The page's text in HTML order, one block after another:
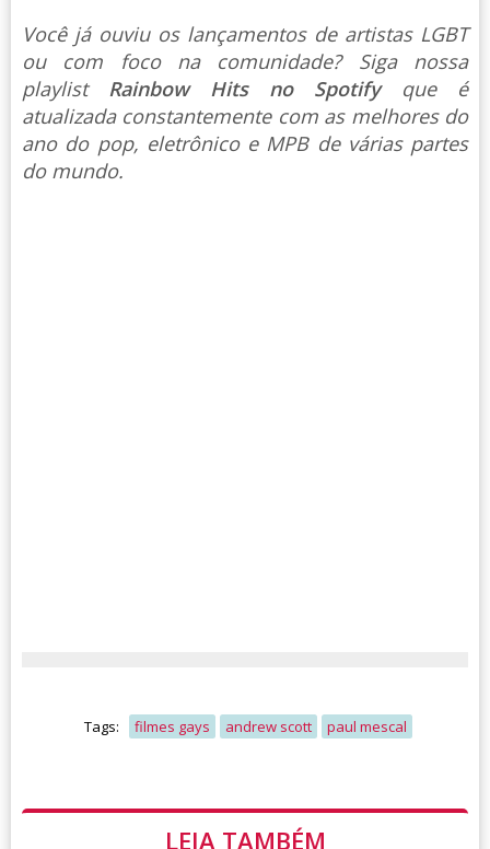
Você já ouviu os lançamentos de artistas LGBT
ou com foco na comunidade? Siga nossa
playlist Rainbow Hits no Spotify que é
atualizada constantemente com as melhores do
ano do pop, eletrônico e MPB de várias partes
do mundo.
Tags: filmes gays andrew scott paul mescal
LEIA TAMBÉM